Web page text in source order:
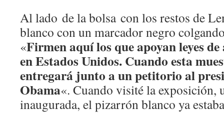
Al lado de la bolsa con los restos de
blanco con un marcador negro
«Firmen aquí los que apoyan leyes
en Estados Unidos. Cuando esta
entregará junto a un petitorio al
Obama«. Cuando visité la exposición,
inaugurada, el pizarrón blanco ya